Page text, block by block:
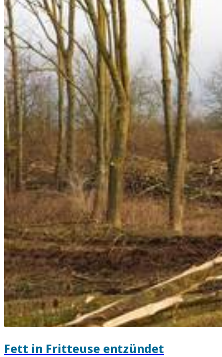
Fett in Fritteuse entzündet